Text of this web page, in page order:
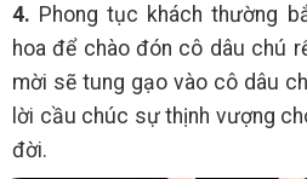
4. Phong tục khách thường
hoa để chào đón cô dâu chú
mời sẽ tung gạo vào cô dâu
lời cầu chúc sự thịnh vượng
đời.